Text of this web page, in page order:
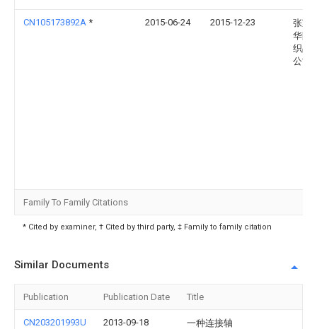
CN105173892A * 2015-06-24 2015-12-23
张家
华阳
织品
公司
Family To Family Citations
* Cited by examiner, † Cited by third party, ‡ Family to family citation
Similar Documents
Publication Publication Date Title
CN203201993U 2013-09-18 一种连接轴